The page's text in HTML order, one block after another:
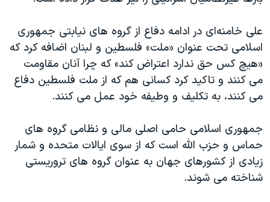
علی خامنه‌ای در ادامه دفاع از گروه های نیابتی جمهوری
اسلامی تحت عنوان «ملت» فلسطین و لبنان اضافه کرد که
«هیچ کس حق ندارد اعتراض کند» که چرا آنان مقاومت
می کنند و تاکید کرد کسانی هم که از ملت فلسطین دفاع
می کنند، به تکلیف و وطیفه خود عمل می کنند.
جمهوری اسلامی حامی اصلی مالی و نظامی گروه های
حماس و حزب الله است که از سوی ایالات متحده و شمار
زیادی از کشورهای جهان به عنوان گروه های تروریستی
شناخته می شوند.